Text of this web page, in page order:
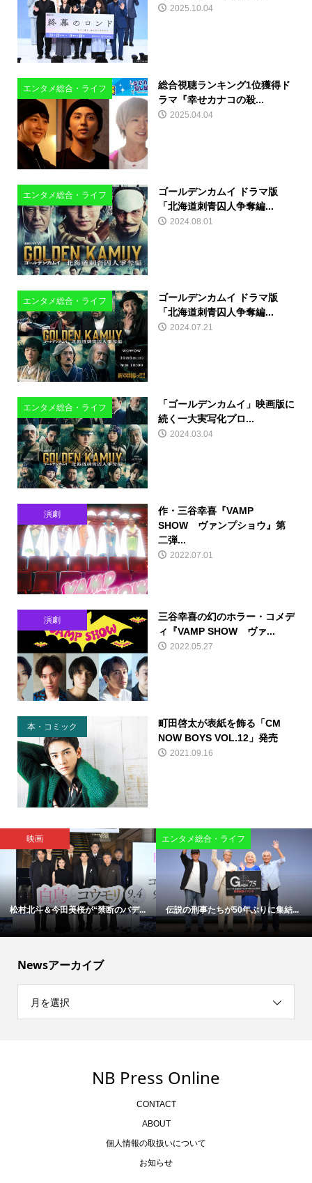
2025.10.04
エンタメ総合・ライフ
総合視聴ランキング1位獲得ド
ラマ『幸せカナコの殺...
2025.04.04
エンタメ総合・ライフ
ゴールデンカムイ ドラマ版
「北海道刺青囚人争奪編...
2024.08.01
エンタメ総合・ライフ
ゴールデンカムイ ドラマ版
「北海道刺青囚人争奪編...
2024.07.21
エンタメ総合・ライフ
「ゴールデンカムイ」映画版に
続く一大実写化プロ...
2024.03.04
演劇
作・三谷幸喜『VAMP
SHOW ヴァンプショウ』第
二弾...
2022.07.01
演劇
三谷幸喜の幻のホラー・コメデ
ィ『VAMP SHOW ヴァ...
2022.05.27
本・コミック
町田啓太が表紙を飾る「CM
NOW BOYS VOL.12」発売
2021.09.16
映画
松村北斗＆今田美桜が“禁断のバデ...
エンタメ総合・ライフ
伝説の刑事たちが50年ぶりに集結...
Newsアーカイブ
月を選択
NB Press Online
CONTACT
ABOUT
個人情報の取扱いについて
お知らせ